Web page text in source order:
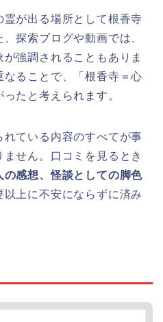
が出る場所として根香寺
探索ブログや動画では、
強調されることもありま
ることで、「根香寺＝心
たと考えられます。
ている内容のすべてが事
せん。口コミを見るとき
の感想、怪談としての脚色
上に不安にならずに済み